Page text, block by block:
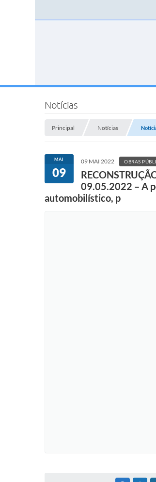
Notícias
Principal Notícias
MAI
09
09 MAI 2022 OBRAS
09.05.2022 – A
automobilístico, p